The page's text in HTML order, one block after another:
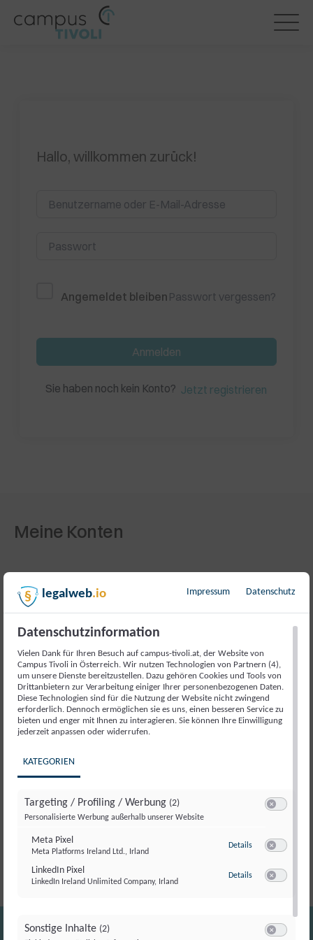
Hallo, willkommen zurück!
Angemeldet bleiben Passwort vergessen?
Anmelden
Sie haben noch kein Konto? Jetzt registrieren
Meine Konten
Verwalte dein Benutzerprofil und deine
Bestellungen im Campus Tivoli Shop.
Zum Konto
Meine Kurswelt
Lernfortschritt und setze nahtlos dort fort, wo du
aufgehört hast.
Zum Konto
legalweb.io Impressum Datenschutz
Datenschutzinformation
Vielen Dank für Ihren Besuch auf campus-tivoli.at, der Website von
Campus Tivoli in Österreich. Wir nutzen Technologien von Partnern (4),
um unsere Dienste bereitzustellen. Dazu gehören Cookies und Tools von
Drittanbietern zur Verarbeitung einiger Ihrer personenbezogenen Daten.
Diese Technologien sind für die Nutzung der Website nicht zwingend
erforderlich. Dennoch ermöglichen sie es uns, einen besseren Service zu
bieten und enger mit Ihnen zu interagieren. Sie können Ihre Einwilligung
jederzeit anpassen oder widerrufen.
KATEGORIEN
Targeting / Profiling / Werbung (2)
Personalisierte Werbung außerhalb unserer Website
Meta Pixel
Meta Platforms Ireland Ltd., Irland
Details zu Meta Pixel
LinkedIn Pixel
LinkedIn Ireland Unlimited Company, Irland
Details zu LinkedIn Pixel
Sonstige Inhalte (2)